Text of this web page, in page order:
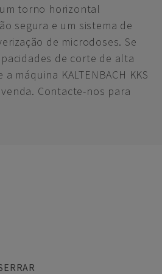
torno horizontal
segura e um sistema de
de microdoses. Se
de corte de alta
máquina KALTENBACH KKS
Contacte-nos para